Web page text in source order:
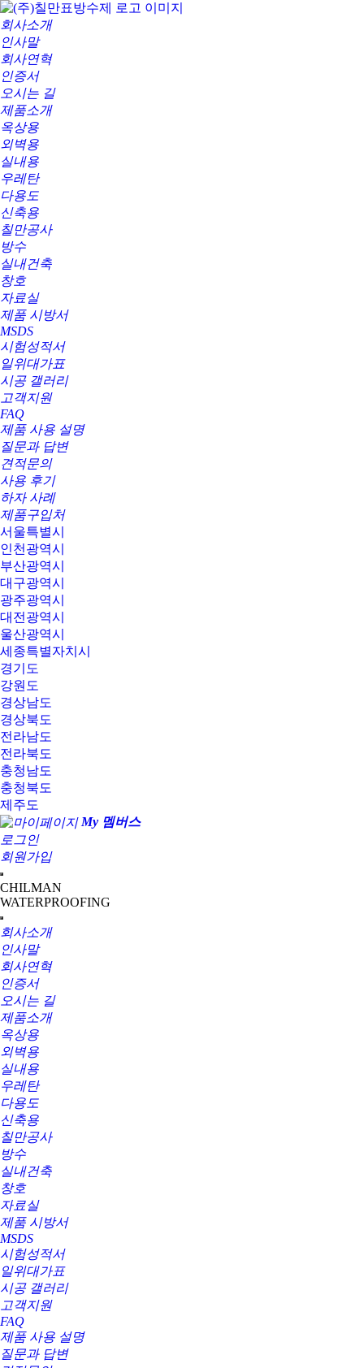
회사소개
인사말
회사연혁
인증서
오시는 길
제품소개
옥상용
외벽용
실내용
우레탄
다용도
신축용
칠만공사
방수
실내건축
창호
자료실
제품 시방서
MSDS
시험성적서
일위대가표
시공 갤러리
고객지원
FAQ
제품 사용 설명
질문과 답변
견적문의
사용 후기
하자 사례
제품구입처
서울특별시
인천광역시
부산광역시
대구광역시
광주광역시
대전광역시
울산광역시
세종특별자치시
경기도
강원도
경상남도
경상북도
전라남도
전라북도
충청남도
충청북도
제주도
My 멤버스
로그인
회원가입
CHILMAN
WATERPROOFING
회사소개
인사말
회사연혁
인증서
오시는 길
제품소개
옥상용
외벽용
실내용
우레탄
다용도
신축용
칠만공사
방수
실내건축
창호
자료실
제품 시방서
MSDS
시험성적서
일위대가표
시공 갤러리
고객지원
FAQ
제품 사용 설명
질문과 답변